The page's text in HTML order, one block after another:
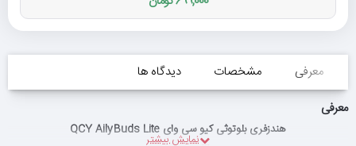
معرفی مشخصات
دیدگاه ها
معرفی
هندزفری بلوتوثی کیو سی وای QCY AilyBuds Lite